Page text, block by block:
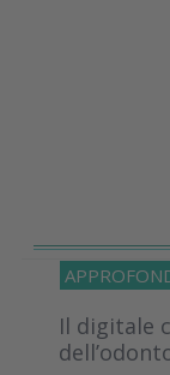
Il digitale